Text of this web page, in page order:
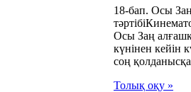
туралы
18-бап. Осы
Осы Заң
күнінен кейін
соң қолданысқа
Толық оқу »